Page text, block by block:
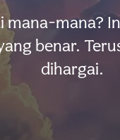
mana?
benar.
dihargai.